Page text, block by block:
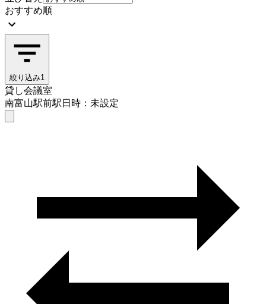
おすすめ順
絞り込み1
貸し会議室
南富山駅前駅日時：未設定